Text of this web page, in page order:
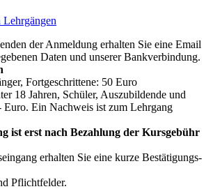
der Anmeldung erhalten Sie eine Email
Daten und unserer Bankverbindung.
Fortgeschrittene: 50 Euro
18 Jahren, Schüler, Auszubildende und
Euro. Ein Nachweis ist zum Lehrgang
ist erst nach Bezahlung der Kursgebühr
erhalten Sie eine kurze Bestätigungs-
Pflichtfelder.